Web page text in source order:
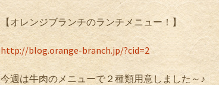
【オレンジブランチのランチメニュー！】
http://blog.orange-branch.jp/?cid=2
今週は牛肉のメニューで２種類用意しました～♪